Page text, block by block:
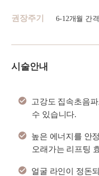
권장주기 6-12개월 간
시술안내
고강도 집속초음
수 있습니다.
높은 에너지를 안
오래가는 리프팅
얼굴 라인이 정돈